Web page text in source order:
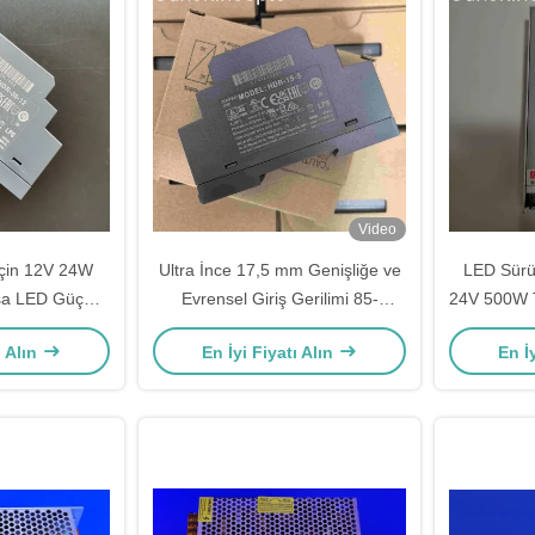
12V 24W
LED Güç
LED
Video
Ultra İnce 17,5 mm Genişliğe ve
Evrensel Giriş Gerilimi 85-
264VAC'a sahip 5V 12W Sabit
Gerilim LED Güç Kaynağı
En İyi Fiyatı Alın
LED
24V 500W
Güç
En